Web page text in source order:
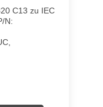
C13 zu IEC
N: